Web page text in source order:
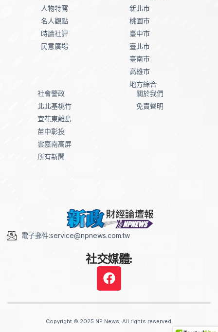
人物特寫
名人觀點
時論社評
民意廣場
新北市
桃園市
臺中市
臺北市
臺南市
高雄市
地方綜合
社會警政
北北基桃竹
宜花東離島
苗中彰投
雲嘉南高屏
所有新聞
關於我們
免責聲明
電子郵件:service@npnews.com.tw
社交媒體:
Copyright © 2025 NP News, All rights reserved.